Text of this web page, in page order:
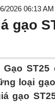
2026 06:13 AM
gạo
Gạo
loại
gạo